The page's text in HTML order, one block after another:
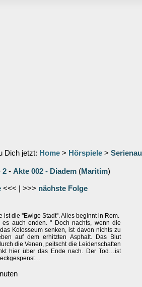
Dich jetzt: Home > Hörspiele >
2 - Akte 002 - Diadem (Maritim)
<<< | >>> nächste Folge
ist die ''Ewige Stadt''. Alles beginnt in Rom.
auch enden. " Doch nachts, wenn die
Kolosseum senken, ist davon nichts zu
auf dem erhitzten Asphalt. Das Blut
die Venen, peitscht die Leidenschaften
hier über das Ende nach. Der Tod…ist